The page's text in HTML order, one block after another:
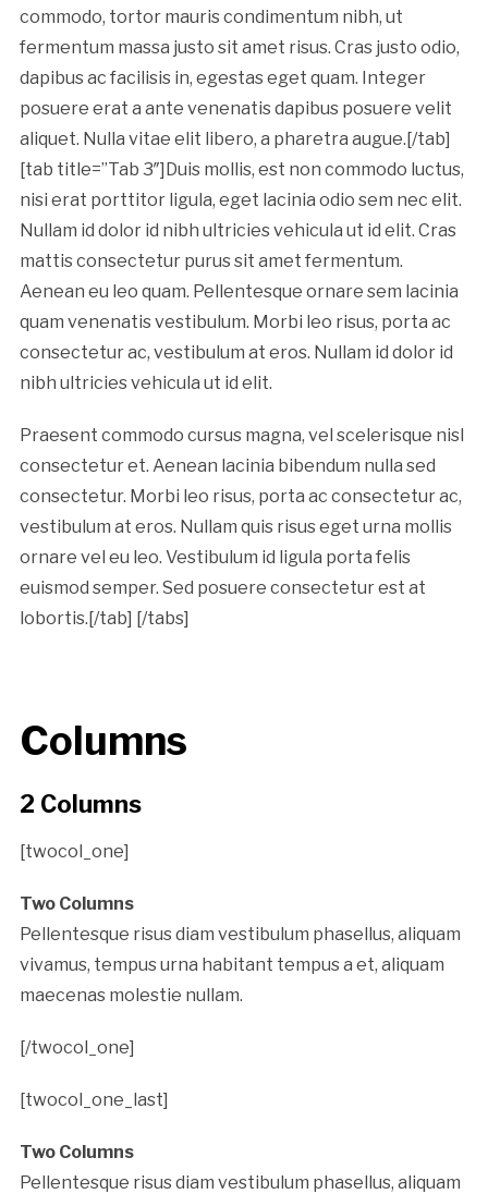
commodo, tortor mauris condimentum nibh, ut
fermentum massa justo sit amet risus. Cras justo odio,
dapibus ac facilisis in, egestas eget quam. Integer
posuere erat a ante venenatis dapibus posuere velit
aliquet. Nulla vitae elit libero, a pharetra augue.[/tab]
[tab title=”Tab 3″]Duis mollis, est non commodo luctus,
nisi erat porttitor ligula, eget lacinia odio sem nec elit.
Nullam id dolor id nibh ultricies vehicula ut id elit. Cras
mattis consectetur purus sit amet fermentum.
Aenean eu leo quam. Pellentesque ornare sem lacinia
quam venenatis vestibulum. Morbi leo risus, porta ac
consectetur ac, vestibulum at eros. Nullam id dolor id
nibh ultricies vehicula ut id elit.
Praesent commodo cursus magna, vel scelerisque nisl
consectetur et. Aenean lacinia bibendum nulla sed
consectetur. Morbi leo risus, porta ac consectetur ac,
vestibulum at eros. Nullam quis risus eget urna mollis
ornare vel eu leo. Vestibulum id ligula porta felis
euismod semper. Sed posuere consectetur est at
lobortis.[/tab] [/tabs]
Columns
2 Columns
[twocol_one]
Two Columns
Pellentesque risus diam vestibulum phasellus, aliquam
vivamus, tempus urna habitant tempus a et, aliquam
maecenas molestie nullam.
[/twocol_one]
[twocol_one_last]
Two Columns
Pellentesque risus diam vestibulum phasellus, aliquam